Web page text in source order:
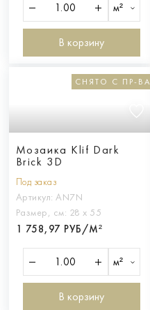
м²
В корзину
СНЯТО С ПР-ВА
Мозаика Klif Dark
Brick 3D
Под заказ
Артикул: AN7N
Размер, см: 28 х 55
1 758,97 РУБ/М²
м²
В корзину